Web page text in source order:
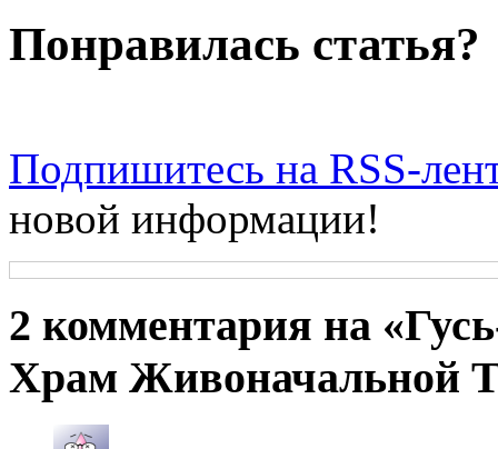
Понравилась статья?
Подпишитесь на RSS-
новой информации!
2 комментария на
Храм Живоначальной